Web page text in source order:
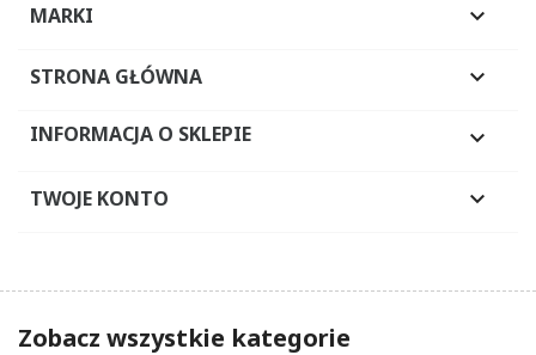
MARKI 
STRONA GŁÓWNA 
INFORMACJA O SKLEPIE 
TWOJE KONTO 
Zobacz wszystkie kategorie